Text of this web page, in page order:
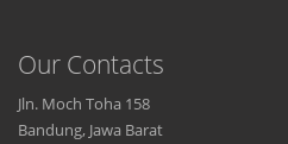
Our Contacts
Jln. Moch Toha 158
Bandung, Jawa Barat